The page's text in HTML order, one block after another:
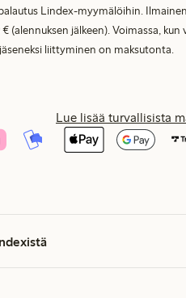
Lindex-myymälöihin.
(alennuksen jälkeen). Voimassa,
liittyminen on maksutonta.
Lue lisää turvallisista